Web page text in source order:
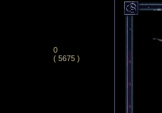
0
( 5675 )